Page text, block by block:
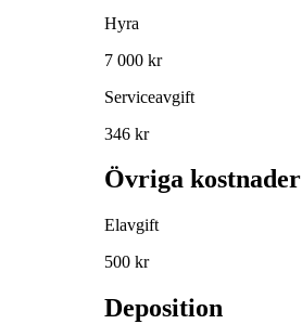
Hyra
7 000 kr
Serviceavgift
346 kr
Övriga kostnader
Elavgift
500 kr
Deposition